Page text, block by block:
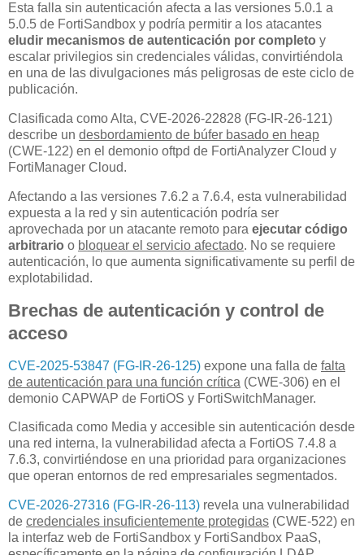
Esta falla sin autenticación afecta a las versiones 5.0.1 a
5.0.5 de FortiSandbox y podría permitir a los atacantes
eludir mecanismos de autenticación por completo y
escalar privilegios sin credenciales válidas, convirtiéndola
en una de las divulgaciones más peligrosas de este ciclo de
publicación.
Clasificada como Alta, CVE-2026-22828 (FG-IR-26-121)
describe un desbordamiento de búfer basado en heap
(CWE-122) en el demonio oftpd de FortiAnalyzer Cloud y
FortiManager Cloud.
Afectando a las versiones 7.6.2 a 7.6.4, esta vulnerabilidad
expuesta a la red y sin autenticación podría ser
aprovechada por un atacante remoto para ejecutar código
arbitrario o bloquear el servicio afectado. No se requiere
autenticación, lo que aumenta significativamente su perfil de
explotabilidad.
Brechas de autenticación y control de
acceso
CVE-2025-53847 (FG-IR-26-125) expone una falla de falta
de autenticación para una función crítica (CWE-306) en el
demonio CAPWAP de FortiOS y FortiSwitchManager.
Clasificada como Media y accesible sin autenticación desde
una red interna, la vulnerabilidad afecta a FortiOS 7.4.8 a
7.6.3, convirtiéndose en una prioridad para organizaciones
que operan entornos de red empresariales segmentados.
CVE-2026-27316 (FG-IR-26-113) revela una vulnerabilidad
de credenciales insuficientemente protegidas (CWE-522) en
la interfaz web de FortiSandbox y FortiSandbox PaaS,